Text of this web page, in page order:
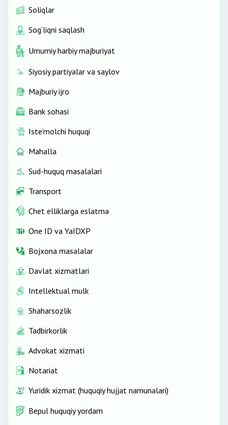
Soliqlar
Sog‘liqni saqlash
Umumiy harbiy majburiyat
Siyosiy partiyalar va saylov
Majburiy ijro
Bank sohasi
Iste’molchi huquqi
Mahalla
Sud-huquq masalalari
Transport
Chet elliklarga eslatma
One ID vа YaIDXP
Bojxona masalalar
Davlat xizmatlari
Intellektual mulk
Shaharsozlik
Tadbirkorlik
Advokat xizmati
Notariat
Yuridik xizmat (huquqiy hujjat namunalari)
Bepul huquqiy yordam